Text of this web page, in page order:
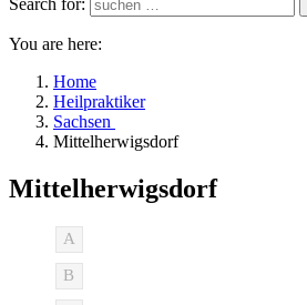
Search for:
You are here:
Home
Heilpraktiker
Sachsen
Mittelherwigsdorf
Mittelherwigsdorf
A
B